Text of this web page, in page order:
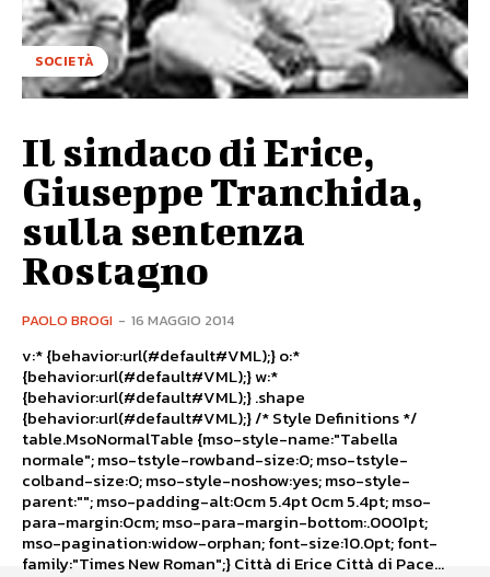
SOCIETÀ
Il sindaco di Erice,
Giuseppe Tranchida,
sulla sentenza
Rostagno
PAOLO BROGI - 16 MAGGIO 2014
v:* {behavior:url(#default#VML);} o:*
{behavior:url(#default#VML);} w:*
{behavior:url(#default#VML);} .shape
{behavior:url(#default#VML);} /* Style Definitions */
table.MsoNormalTable {mso-style-name:"Tabella
normale"; mso-tstyle-rowband-size:0; mso-tstyle-
colband-size:0; mso-style-noshow:yes; mso-style-
parent:""; mso-padding-alt:0cm 5.4pt 0cm 5.4pt; mso-
para-margin:0cm; mso-para-margin-bottom:.0001pt;
mso-pagination:widow-orphan; font-size:10.0pt; font-
family:"Times New Roman";} Città di Erice Città di Pace...